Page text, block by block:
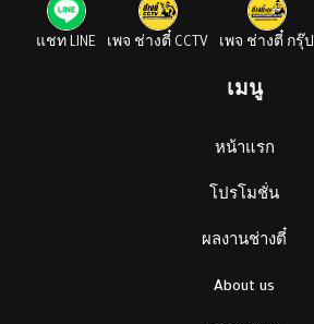
แชท LINE เพจ ช่างตี๋ CCTV เพจ ช่างตี๋ กรุ๊ป
เมนู
หน้าแรก
โปรโมชั่น
ผลงานช่างตี๋
About us